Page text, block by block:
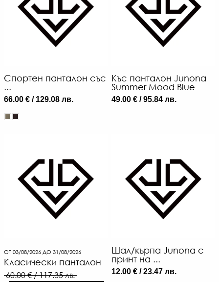
Спортен панталон със
...
66.00 € / 129.08 лв.
Къс панталон Junona
Summer Mood Blue
49.00 € / 95.84 лв.
ОТ 03/08/2026 ДО 31/08/2026
Класически панталон
60.00 € / 117.35 лв.
Шал/кърпа Junona с
принт на ...
12.00 € / 23.47 лв.